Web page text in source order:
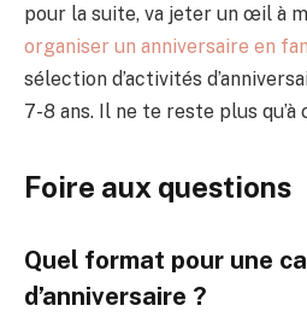
pour la suite, va jeter un œil à
organiser un anniversaire en
sélection d’activités
7-8 ans. Il ne te reste plus
Foire aux questions
Quel format pour une
d’anniversaire ?